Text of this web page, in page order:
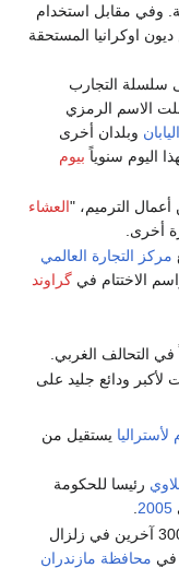
وفي مقابل استخدام
اوكرانيا المستحقة
سلسلة التجارب
الاسم الرمزي
اليابان وبلدان أخرى
اليوم سنوياً بيوم
العشاء
أخرى.
مركز التجارة العالمي
الاختتام فيگراوند
التحالف الغربي.
لأكبر ودائع جليد على
يستقيل من
رئيسا للحكومة
2005
.
- مقتل 45 شخصا وإصابة أكثر من 300 آخرين في زلزال
في محافظة مازندران